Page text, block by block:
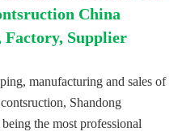
China
Supplier
manufacturing and sales of
Shandong
the most professional